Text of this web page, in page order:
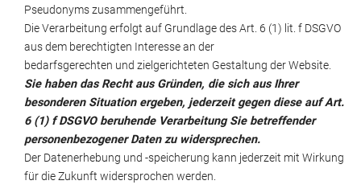
Pseudonyms zusammengeführt.
Die Verarbeitung erfolgt auf Grundlage des Art. 6 (1) lit. f DSGVO
aus dem berechtigten Interesse an der
bedarfsgerechten und zielgerichteten Gestaltung der Website.
Sie haben das Recht aus Gründen, die sich aus Ihrer
besonderen Situation ergeben, jederzeit gegen diese auf Art.
6 (1) f DSGVO beruhende Verarbeitung Sie betreffender
personenbezogener Daten zu widersprechen.
Der Datenerhebung und -speicherung kann jederzeit mit Wirkung
für die Zukunft widersprochen werden.